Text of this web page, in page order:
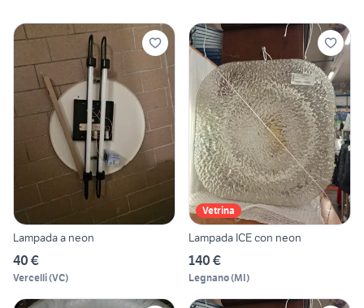
Lampada a neon
40 €
Vercelli(VC)
Vetrina
Lampada ICE con neon
140 €
Legnano(MI)